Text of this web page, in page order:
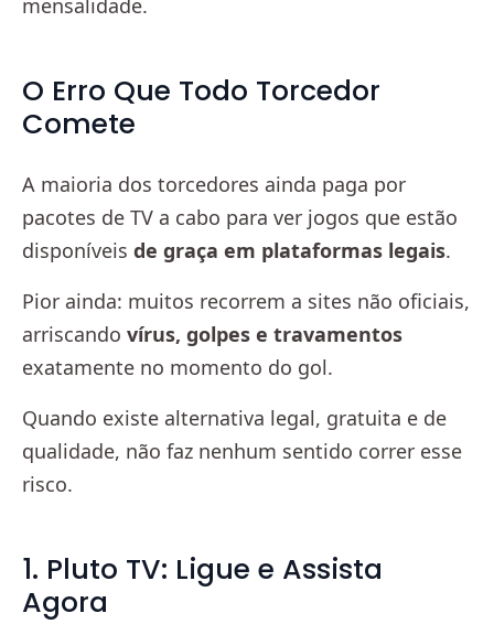
mensalidade.
O Erro Que Todo Torcedor
Comete
A maioria dos torcedores ainda paga por
pacotes de TV a cabo para ver jogos que estão
disponíveis de graça em plataformas legais.
Pior ainda: muitos recorrem a sites não oficiais,
arriscando vírus, golpes e travamentos
exatamente no momento do gol.
Quando existe alternativa legal, gratuita e de
qualidade, não faz nenhum sentido correr esse
risco.
1. Pluto TV: Ligue e Assista
Agora